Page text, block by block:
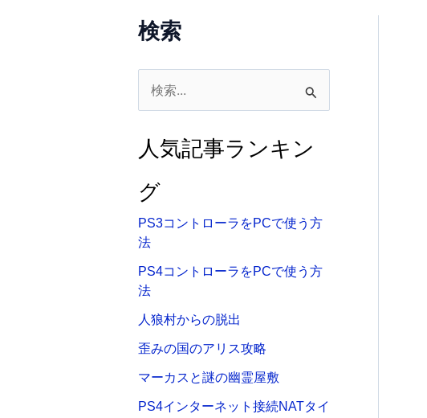
検索
象人気記事ランキン
グ
PS3コントローラをPCで使う方
法
PS4コントローラをPCで使う方
法
人狼村からの脱出
歪みの国のアリス攻略
マーカスと謎の幽霊屋敷
PS4インターネット接続NATタイ